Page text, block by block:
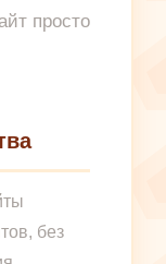
просто
без